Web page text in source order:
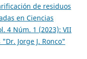
de residuos
en Ciencias
4 Núm. 1 (2023): VII
Jorge J. Ronco"